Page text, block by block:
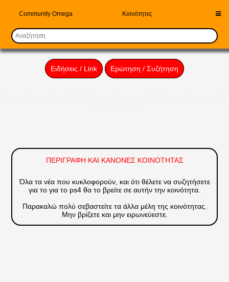
Community Omega Κοινότητες
Ειδήσεις / Link Ερώτηση / Συζήτηση
ΠΕΡΙΓΡΑΦΗ ΚΑΙ ΚΑΝΟΝΕΣ ΚΟΙΝΟΤΗΤΑΣ
Όλα τα νέα που κυκλοφορούν, και ότι θέλετε να συζητήσετε
για το για το ps4 θα το βρείτε σε αυτήν την κοινότητα.
Παρακαλώ πολύ σεβαστείτε τα άλλα μέλη της κοινότητας.
Μην βρίζετε και μην ειρωνεύεστε.